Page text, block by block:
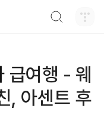
여행 - 웨
, 아센트 후